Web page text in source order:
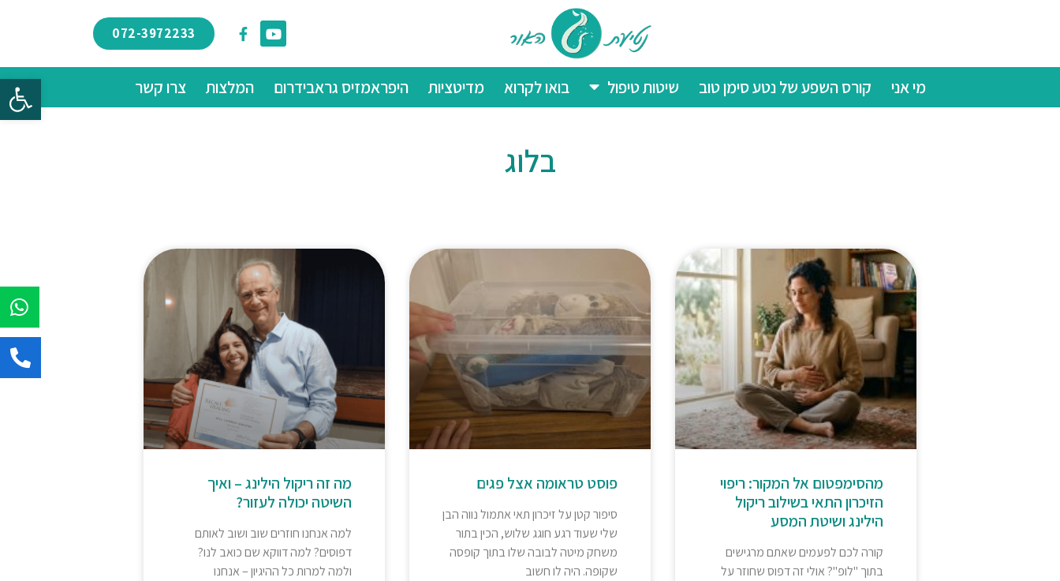
072-3972233
מי אני קורס השפע של נטע סימן טוב שיטות טיפול בואו לקרוא מדיטציות היפראמזיס גראבידרום המלצות צרו קשר
בלוג
מהסימפטום אל המקור: ריפוי
הזיכרון התאי בשילוב ריקול
הילינג ושיטת המסע
קורה לכם לפעמים שאתם מרגישים
בתוך "לופ"? אולי זה דפוס שחוזר על
פוסט טראומה אצל פגים
סיפור קטן על זיכרון תאי אתמול נווה הבן
שלי שעוד רגע חוגג שלוש, הכין בתור
משחק מיטה לבובה שלו בתוך קופסה
שקופה. היה לו חשוב
מה זה ריקול הילינג – ואיך
השיטה יכולה לעזור?
למה אנחנו חוזרים שוב ושוב לאותם
דפוסים? למה דווקא שם כואב לנו?
ולמה למרות כל ההיגיון – אנחנו